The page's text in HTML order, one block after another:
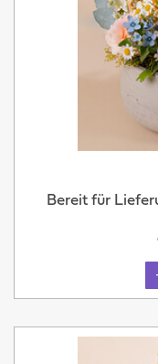
Bereit für